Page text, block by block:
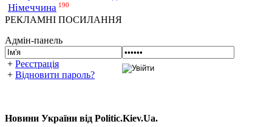
Німеччина 190
РЕКЛАМНІ ПОСИЛАННЯ
Адмін-панель
+ Реєстрація
+ Відновити пароль?
Новини України від Politic.Kiev.Ua.